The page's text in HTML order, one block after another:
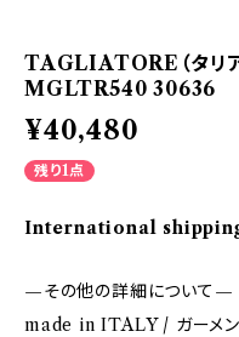
TAGLIATORE（タリア
MGLTR540 30636
¥40,480
残り1点
International
—その他の詳細について—
made in ITALY / ガーメン